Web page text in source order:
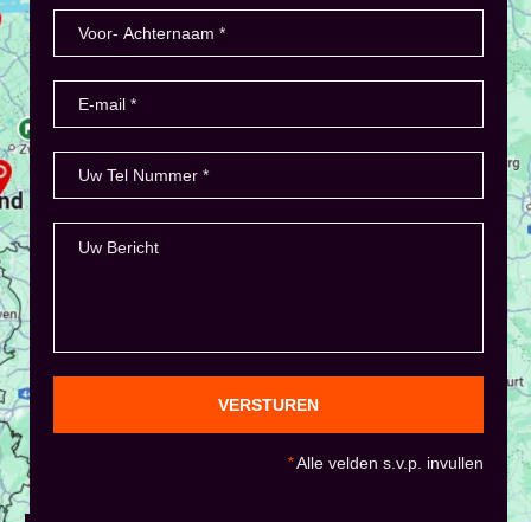
VERSTUREN
*Alle velden s.v.p. invullen